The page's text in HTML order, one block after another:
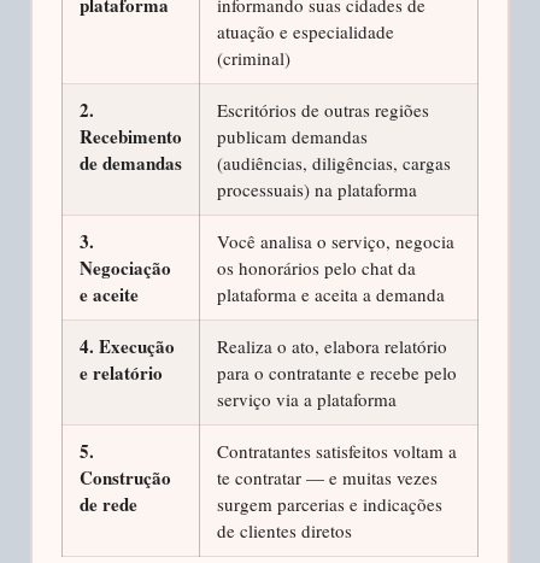
plataforma
informando suas cidades de
atuação e especialidade
(criminal)
2.
Recebimento
de demandas
Escritórios de outras regiões
publicam demandas
(audiências, diligências, cargas
processuais) na plataforma
3.
Negociação
e aceite
Você analisa o serviço, negocia
os honorários pelo chat da
plataforma e aceita a demanda
4. Execução
e relatório
Realiza o ato, elabora relatório
para o contratante e recebe pelo
serviço via a plataforma
5.
Construção
de rede
Contratantes satisfeitos voltam a
te contratar — e muitas vezes
surgem parcerias e indicações
de clientes diretos